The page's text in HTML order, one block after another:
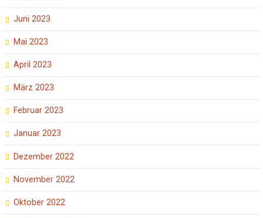
Juni 2023
Mai 2023
April 2023
März 2023
Februar 2023
Januar 2023
Dezember 2022
November 2022
Oktober 2022